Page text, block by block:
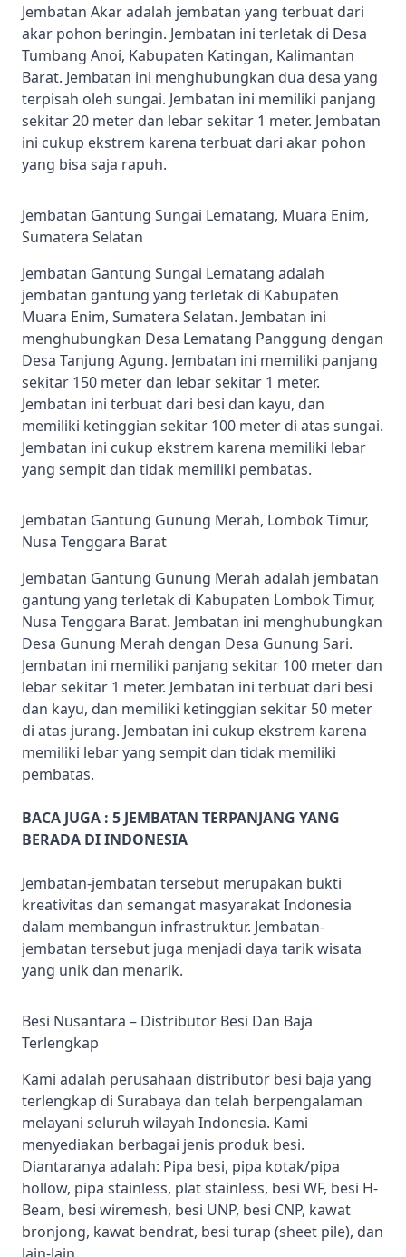
Jembatan Akar adalah jembatan yang terbuat dari
akar pohon beringin. Jembatan ini terletak di Desa
Tumbang Anoi, Kabupaten Katingan, Kalimantan
Barat. Jembatan ini menghubungkan dua desa yang
terpisah oleh sungai. Jembatan ini memiliki panjang
sekitar 20 meter dan lebar sekitar 1 meter. Jembatan
ini cukup ekstrem karena terbuat dari akar pohon
yang bisa saja rapuh.
Jembatan Gantung Sungai Lematang, Muara Enim,
Sumatera Selatan
Jembatan Gantung Sungai Lematang adalah
jembatan gantung yang terletak di Kabupaten
Muara Enim, Sumatera Selatan. Jembatan ini
menghubungkan Desa Lematang Panggung dengan
Desa Tanjung Agung. Jembatan ini memiliki panjang
sekitar 150 meter dan lebar sekitar 1 meter.
Jembatan ini terbuat dari besi dan kayu, dan
memiliki ketinggian sekitar 100 meter di atas sungai.
Jembatan ini cukup ekstrem karena memiliki lebar
yang sempit dan tidak memiliki pembatas.
Jembatan Gantung Gunung Merah, Lombok Timur,
Nusa Tenggara Barat
Jembatan Gantung Gunung Merah adalah jembatan
gantung yang terletak di Kabupaten Lombok Timur,
Nusa Tenggara Barat. Jembatan ini menghubungkan
Desa Gunung Merah dengan Desa Gunung Sari.
Jembatan ini memiliki panjang sekitar 100 meter dan
lebar sekitar 1 meter. Jembatan ini terbuat dari besi
dan kayu, dan memiliki ketinggian sekitar 50 meter
di atas jurang. Jembatan ini cukup ekstrem karena
memiliki lebar yang sempit dan tidak memiliki
pembatas.
BACA JUGA : 5 JEMBATAN TERPANJANG YANG
BERADA DI INDONESIA
Jembatan-jembatan tersebut merupakan bukti
kreativitas dan semangat masyarakat Indonesia
dalam membangun infrastruktur. Jembatan-
jembatan tersebut juga menjadi daya tarik wisata
yang unik dan menarik.
Besi Nusantara – Distributor Besi Dan Baja
Terlengkap
Kami adalah perusahaan distributor besi baja yang
terlengkap di Surabaya dan telah berpengalaman
melayani seluruh wilayah Indonesia. Kami
menyediakan berbagai jenis produk besi.
Diantaranya adalah: Pipa besi, pipa kotak/pipa
hollow, pipa stainless, plat stainless, besi WF, besi H-
Beam, besi wiremesh, besi UNP, besi CNP, kawat
bronjong, kawat bendrat, besi turap (sheet pile), dan
lain-lain.